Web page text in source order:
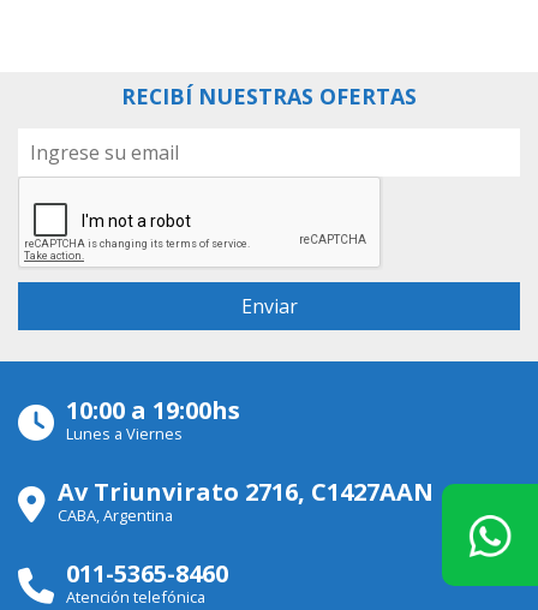
RECIBÍ NUESTRAS OFERTAS
10:00 a 19:00hs
Lunes a Viernes
Av Triunvirato 2716, C1427AAN
CABA, Argentina
011-5365-8460
Atención telefónica